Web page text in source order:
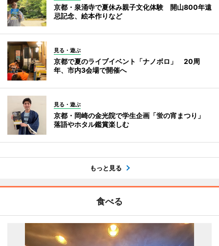
京都・泉涌寺で夏休み親子文化体験 開山800年遠
忌記念、絵本作りなど
見る・遊ぶ
京都で夏のライブイベント「ナノボロ」 20周
年、市内3会場で開催へ
見る・遊ぶ
京都・岡崎の金光院で学生企画「蛍の宵まつり」
落語やホタル鑑賞楽しむ
もっと見る
食べる